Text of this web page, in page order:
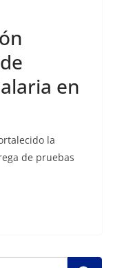
en
la
de pruebas